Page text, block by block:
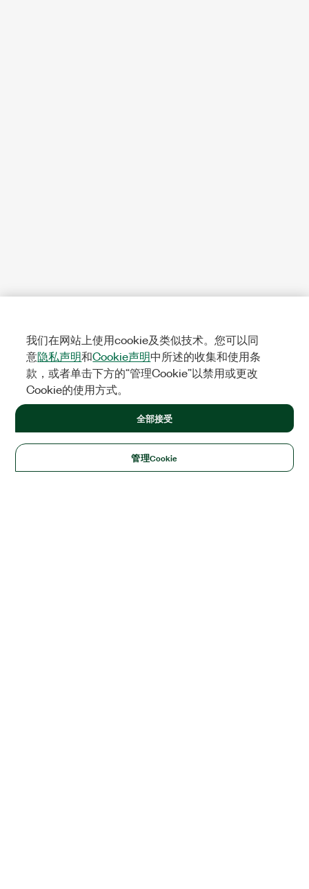
我们在网站上使用cookie及类似技术。您可以同
意隐私声明和Cookie声明中所述的收集和使用条
款，或者单击下方的“管理Cookie”以禁用或更改
Cookie的使用方式。
管理Cookie
全部接受